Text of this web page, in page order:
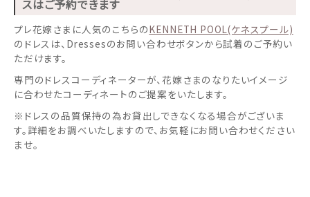
ウェディングマガジン
スはご予約できます
プレ花嫁さまに人気のこちらのKENNETH POOL(ケネスプール)
のドレスは、Dressesのお問い合わせボタンから試着のご予約い
ただけます。
専門のドレスコーディネーターが、花嫁さまのなりたいイメージ
に合わせたコーディネートのご提案をいたします。
※ドレスの品質保持の為お貸出しできなくなる場合がございま
す。詳細をお調べいたしますので、お気軽にお問い合わせください
ませ。